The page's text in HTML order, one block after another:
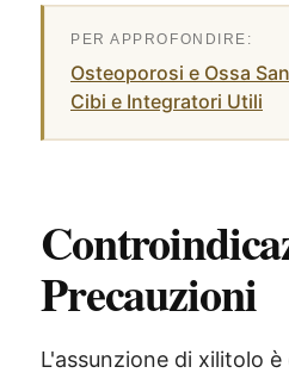
Osteoporosi e Ossa
Cibi e Integratori Utili
Precauzioni
L'assunzione di xilitolo